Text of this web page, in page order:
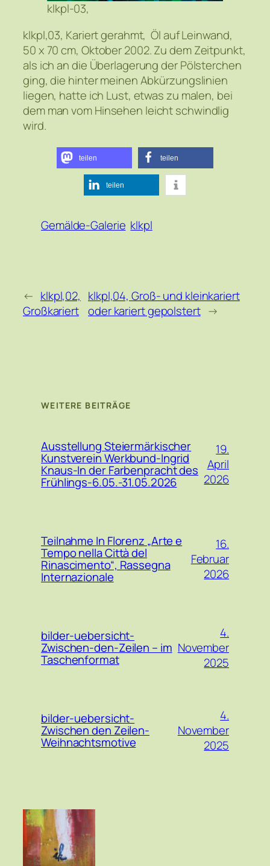
klkpl-03,
klkpl,03, Kariert gerahmt, Öl auf Leinwand,
50 x 70 cm, Oktober 2002. Zu dem Zeitpunkt,
als ich an die Überlagerung der Pölsterchen
ging, die hinter meinen Abkürzungslinien
liegen, hatte ich Lust, etwas zu malen, bei
dem man vom Hinsehen leicht schwindlig
wird.
teilen teilen
teilen
Gemälde-Galerie klkpl
← klkpl,02,
Großkariert
klkpl,04, Groß- und kleinkariert
oder kariert gepolstert →
WEITERE BEITRÄGE
Ausstellung Steiermärkischer
Kunstverein Werkbund-Ingrid
Knaus-In der Farbenpracht des
Frühlings-6.05.-31.05.2026
19.
April
2026
Teilnahme In Florenz „Arte e
Tempo nella Città del
Rinascimento“, Rassegna
Internazionale
16.
Februar
2026
bilder-uebersicht-
Zwischen-den-Zeilen – im
Taschenformat
4.
November
2025
bilder-uebersicht-
Zwischen den Zeilen-
Weihnachtsmotive
4.
November
2025